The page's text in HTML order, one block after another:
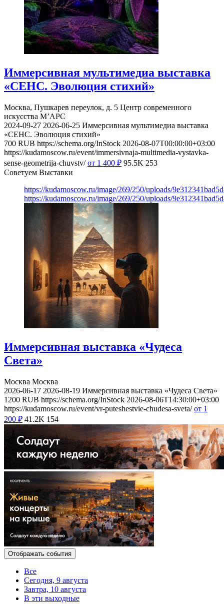
Иммерсивная мультимедиа выставка
«СЕНС. Эволюция стихий»
Москва, Пушкарев переулок, д. 5 Центр современного
искусства М’АРС
2024-09-27 2026-06-25 Иммерсивная мультимедиа выставка
«СЕНС. Эволюция стихий»
700 RUB https://schema.org/InStock 2026-08-07T00:00:00+03:00
https://kudamoscow.ru/event/immersivnaja-multimedia-vystavka-
sense-geometrija-chuvstv/ от 1 400 ₽ 95.5K 253
Советуем Выставки
https://kudamoscow.ru/image/269/250/uploads/
https://kudamoscow.ru/image/269/250/uploads/
Иммерсивная выставка «Чудеса
Света»
Москва Москва
2026-06-17 2026-08-19 Иммерсивная выставка «Чудеса Света»
1200 RUB https://schema.org/InStock 2026-08-06T14:30:00+03:00
https://kudamoscow.ru/event/vr-puteshestvie-chudesa-sveta/ от 1
200 ₽ 41.2K 154
Отображать события
Все
Сегодня, 9 августа
Завтра, 10 августа
В эти выходные